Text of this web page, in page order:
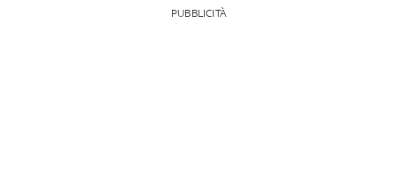
PUBBLICITÀ